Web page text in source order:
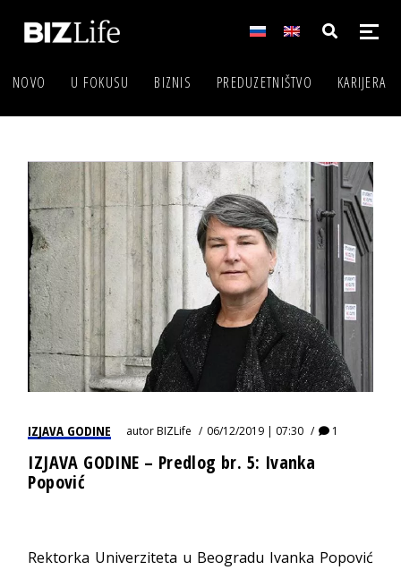
NOVO U FOKUSU BIZNIS PREDUZETNIŠTVO KARIJERA
IZJAVA GODINE autorBIZLife 06/12/2019 | 07:30 1
IZJAVA GODINE – Predlog br. 5: Ivanka
Popović
Rektorka Univerziteta u Beogradu Ivanka Popović